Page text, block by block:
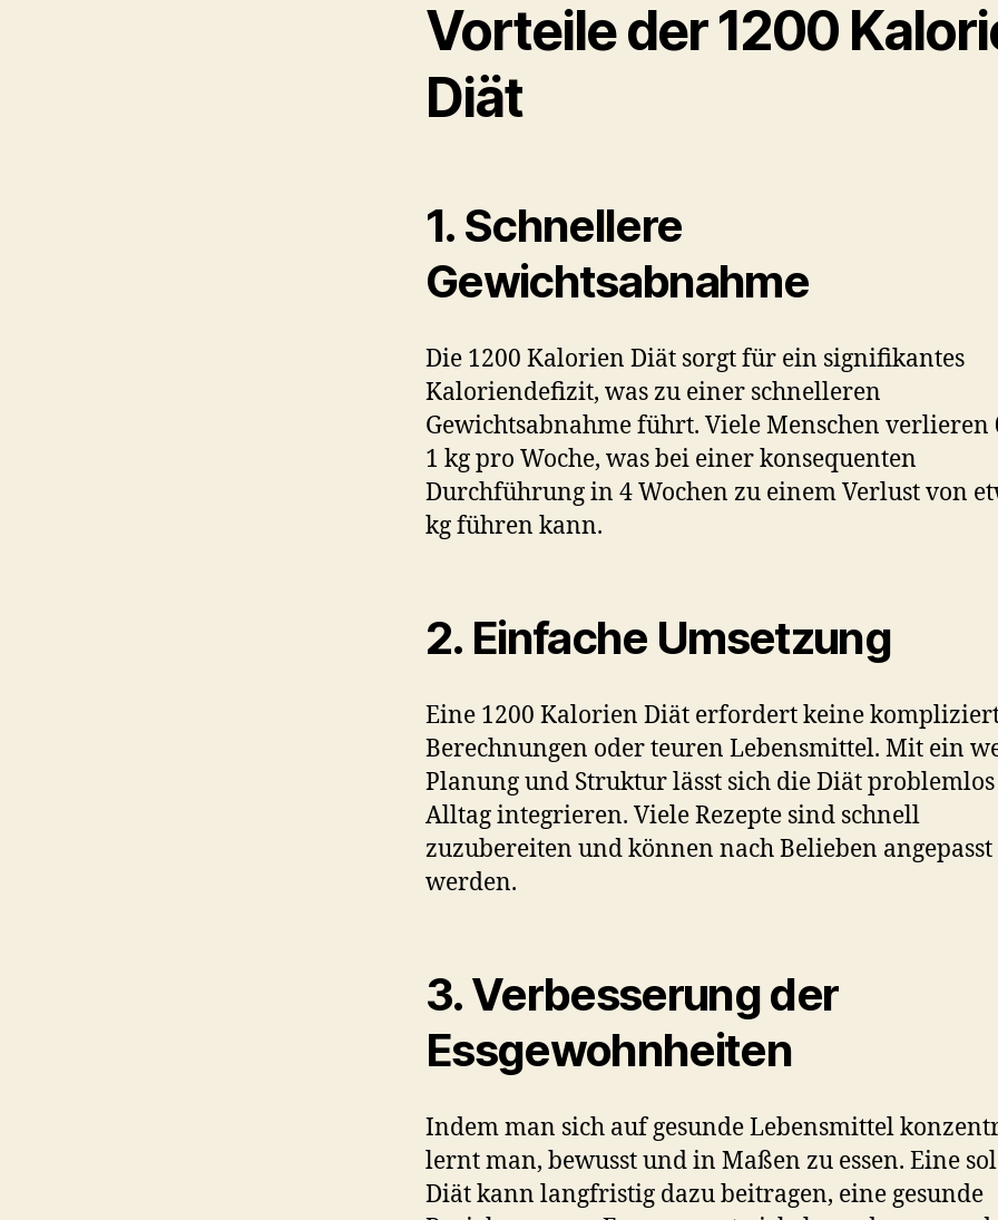
Vorteile der 1200
Diät
1. Schnellere
Gewichtsabnahme
Die 1200 Kalorien Diät sorgt für ein signifikantes
Kaloriendefizit, was zu einer schnelleren
Gewichtsabnahme führt. Viele Menschen verlieren
1 kg pro Woche, was bei einer konsequenten
Durchführung in 4 Wochen zu einem Verlust von
kg führen kann.
2. Einfache Umsetzung
Eine 1200 Kalorien Diät erfordert keine
Berechnungen oder teuren Lebensmittel. Mit ein
Planung und Struktur lässt sich die Diät
Alltag integrieren. Viele Rezepte sind schnell
zuzubereiten und können nach Belieben angepasst
werden.
3. Verbesserung der
Essgewohnheiten
Indem man sich auf gesunde Lebensmittel
lernt man, bewusst und in Maßen zu essen. Eine
Diät kann langfristig dazu beitragen, eine gesunde